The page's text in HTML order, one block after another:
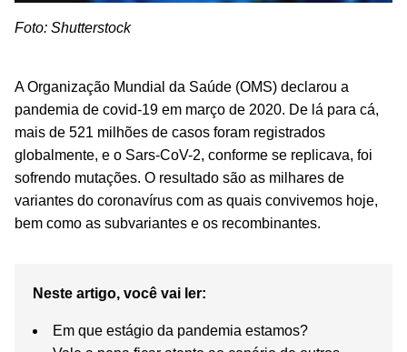
Foto: Shutterstock
A Organização Mundial da Saúde (OMS) declarou a
pandemia de covid-19 em março de 2020. De lá para cá,
mais de 521 milhões de casos foram registrados
globalmente, e o Sars-CoV-2, conforme se replicava, foi
sofrendo mutações. O resultado são as milhares de
variantes do coronavírus com as quais convivemos hoje,
bem como as subvariantes e os recombinantes.
Neste artigo, você vai ler:
Em que estágio da pandemia estamos?